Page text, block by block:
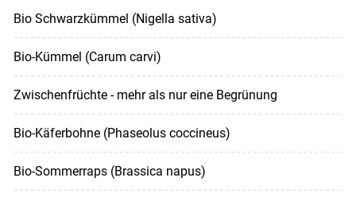
Bio Schwarzkümmel (Nigella sativa)
Bio-Kümmel (Carum carvi)
Zwischenfrüchte - mehr als nur eine Begrünung
Bio-Käferbohne (Phaseolus coccineus)
Bio-Sommerraps (Brassica napus)